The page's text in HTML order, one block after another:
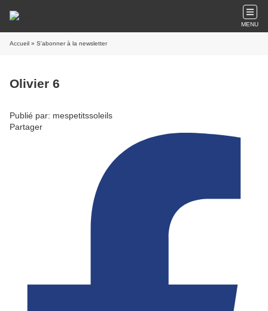
MENU
Accueil » S'abonner à la newsletter
Olivier 6
Publié par: mespetitssoleils
Partager